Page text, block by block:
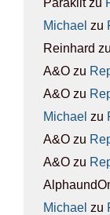
Paraklitzu
Michael zu
Reinhard zu
A&O zu
A&O zu
Michael zu
A&O zu
A&O zu
Michael zu